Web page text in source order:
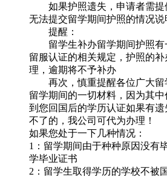
如果护照遗失，申请者需提
无法提交留学期间护照的情况
提醒：
留学生补办留学期间护照有
留服认证的相关规定，护照的
理，逾期将不予补办
再次，慎重提醒各位广大留
留学期间的一切材料，因为其
到您回国后的学历认证如果有
不了的，我公司可代为办理！
如果您处于一下几种情况：
1：留学期间由于种种原因没有
学毕业证书
2：留学生取得学历的学校不被